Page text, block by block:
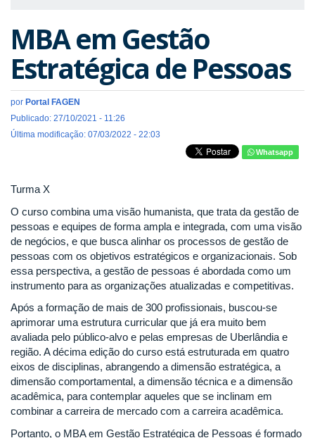
MBA em Gestão
Estratégica de Pessoas
por Portal FAGEN
Publicado: 27/10/2021 - 11:26
Última modificação: 07/03/2022 - 22:03
Whatsapp
Turma X
O curso combina uma visão humanista, que trata da gestão de
pessoas e equipes de forma ampla e integrada, com uma visão
de negócios, e que busca alinhar os processos de gestão de
pessoas com os objetivos estratégicos e organizacionais. Sob
essa perspectiva, a gestão de pessoas é abordada como um
instrumento para as organizações atualizadas e competitivas.
Após a formação de mais de 300 profissionais, buscou-se
aprimorar uma estrutura curricular que já era muito bem
avaliada pelo público-alvo e pelas empresas de Uberlândia e
região. A décima edição do curso está estruturada em quatro
eixos de disciplinas, abrangendo a dimensão estratégica, a
dimensão comportamental, a dimensão técnica e a dimensão
acadêmica, para contemplar aqueles que se inclinam em
combinar a carreira de mercado com a carreira acadêmica.
Portanto, o MBA em Gestão Estratégica de Pessoas é formado